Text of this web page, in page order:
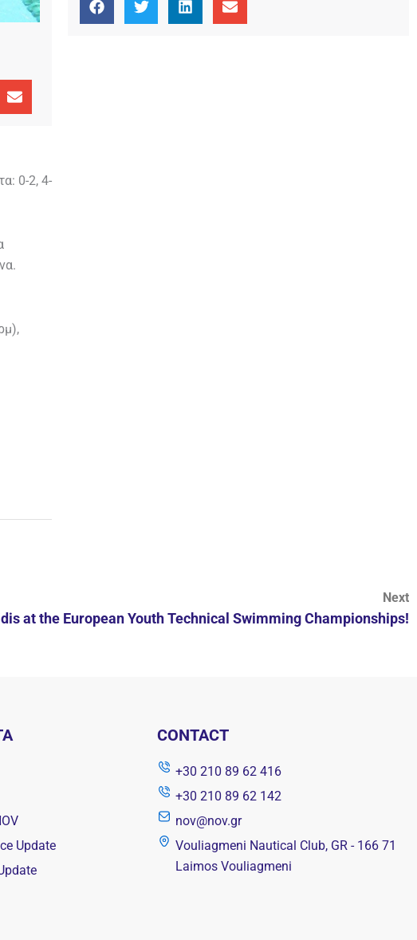
0-2, 4-
Next
at the European Youth Technical Swimming Championships!
Update
CONTACT
+30 210 89 62 416
+30 210 89 62 142
nov@nov.gr
Vouliagmeni Nautical Club, GR - 166 71
Laimos Vouliagmeni